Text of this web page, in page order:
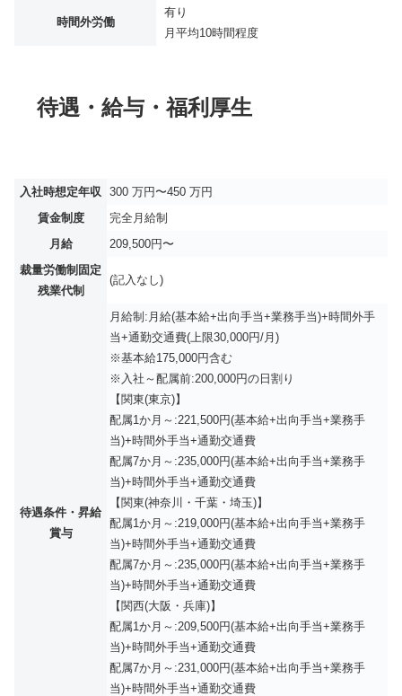
時間外労働
有り
月平均10時間程度
待遇・給与・福利厚生
入社時想定年収
300 万円〜450 万円
賃金制度
完全月給制
月給
209,500円〜
裁量労働制固定
残業代制
(記入なし)
待遇条件・昇給
賞与
月給制:月給(基本給+出向手当+業務手当)+時間外手
当+通勤交通費(上限30,000円/月)
※基本給175,000円含む
※入社～配属前:200,000円の日割り
【関東(東京)】
配属1か月～:221,500円(基本給+出向手当+業務手
当)+時間外手当+通勤交通費
配属7か月～:235,000円(基本給+出向手当+業務手
当)+時間外手当+通勤交通費
【関東(神奈川・千葉・埼玉)】
配属1か月～:219,000円(基本給+出向手当+業務手
当)+時間外手当+通勤交通費
配属7か月～:235,000円(基本給+出向手当+業務手
当)+時間外手当+通勤交通費
【関西(大阪・兵庫)】
配属1か月～:209,500円(基本給+出向手当+業務手
当)+時間外手当+通勤交通費
配属7か月～:231,000円(基本給+出向手当+業務手
当)+時間外手当+通勤交通費